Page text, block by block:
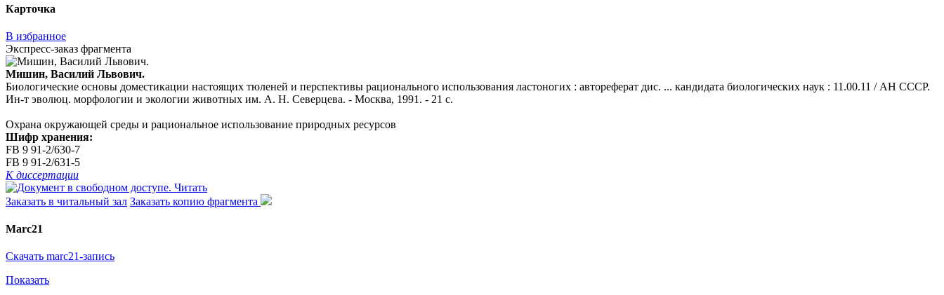
Карточка
В избранное
Экспресс-заказ фрагмента
Мишин, Василий Львович.
Биологические основы доместикации настоящих тюленей и перспективы рационального использования ластоногих : автореферат дис. ... кандидата биологических наук : 11.00.11 / АН СССР.
Ин-т эволюц. морфологии и экологии животных им. А. Н. Северцева. - Москва, 1991. - 21 с.
Охрана окружающей среды и рациональное использование природных ресурсов
Шифр хранения:
FB 9 91-2/630-7
FB 9 91-2/631-5
К диссертации
Читать
Заказать в читальный зал Заказать копию фрагмента
Marc21
Скачать marc21-запись
Показать